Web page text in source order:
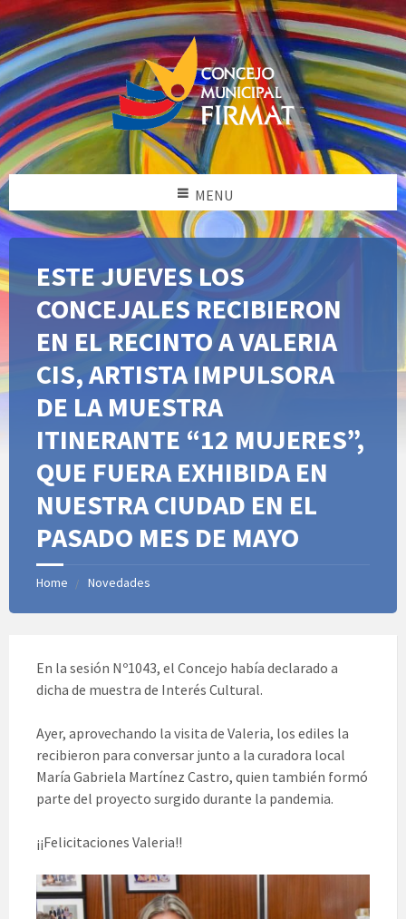
MENU
ESTE JUEVES LOS
CONCEJALES RECIBIERON
EN EL RECINTO A VALERIA
CIS, ARTISTA IMPULSORA
DE LA MUESTRA
ITINERANTE “12 MUJERES”,
QUE FUERA EXHIBIDA EN
NUESTRA CIUDAD EN EL
PASADO MES DE MAYO
Home Novedades
En la sesión Nº1043, el Concejo había declarado a
dicha de muestra de Interés Cultural.
Ayer, aprovechando la visita de Valeria, los ediles la
recibieron para conversar junto a la curadora local
María Gabriela Martínez Castro, quien también formó
parte del proyecto surgido durante la pandemia.
¡¡Felicitaciones Valeria!!